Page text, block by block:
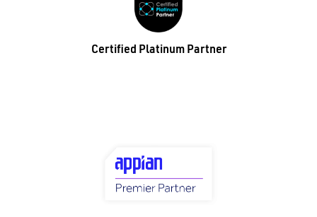
Certified Platinum Partner